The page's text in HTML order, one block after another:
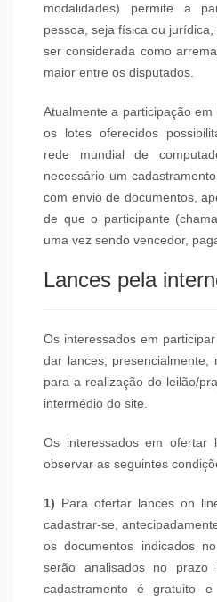
modalidades) permite a
pessoa, seja física ou
ser considerada como
maior entre os disputados.
Atualmente a participação
os lotes oferecidos
rede mundial de
necessário um
com envio de documentos,
de que o participante
uma vez sendo vencedor,
Lances pela
Os interessados em
dar lances,
para a realização do leilão/
intermédio do site.
Os interessados em ofertar
observar as seguintes
1) Para ofertar lances on
cadastrar-se,
os documentos indicados
serão analisados no
cadastramento é gratuito e